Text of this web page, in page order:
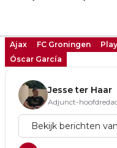
Ajax FC Groningen
Óscar García
Jesse ter Haar
Adjunct-
Bekijk berichten